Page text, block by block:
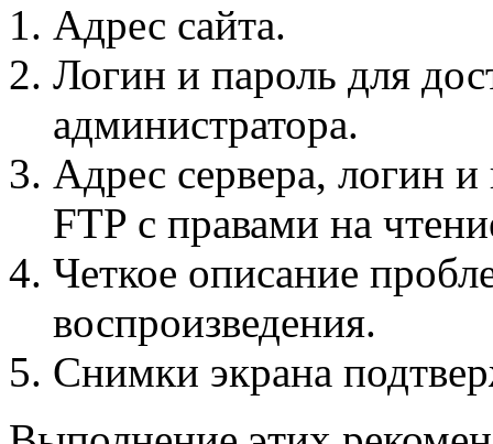
Адрес сайта.
Логин и пароль для
администратора.
Адрес сервера, логин
FTP с правами на
Четкое описание
воспроизведения.
Снимки экрана